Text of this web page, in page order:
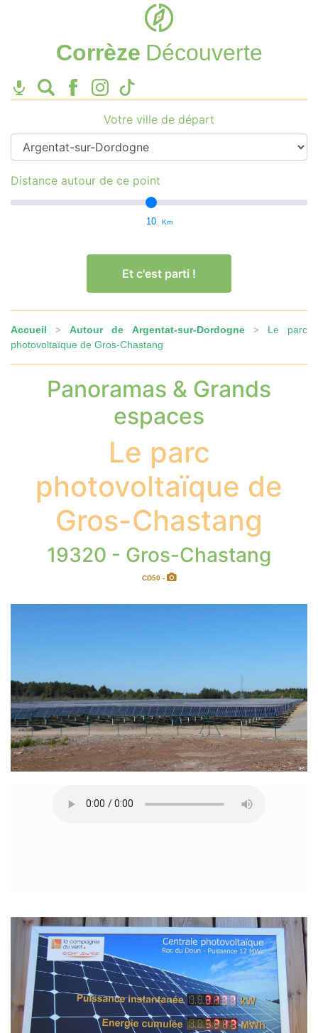
Corrèze Découverte
Votre ville de départ
Distance autour de ce point
10 Km
Et c'est parti !
Accueil >Autour de Argentat-sur-Dordogne> Le parc
photovoltaïque de Gros-Chastang
Panoramas & Grands
espaces
Le parc
photovoltaïque de
Gros-Chastang
19320 - Gros-Chastang
CD50 -